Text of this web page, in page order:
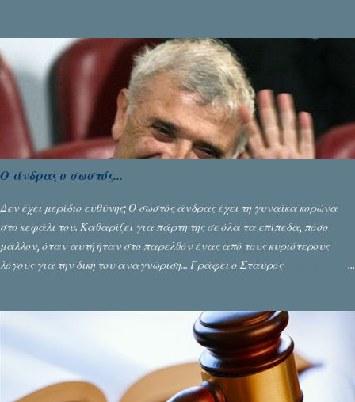
Ο άνδρας ο σωστός...
Δεν έχει μερίδιο ευθύνης; Ο σωστός άνδρας έχει τη γυναίκα κορώνα
στο κεφάλι του. Καθαρίζει για πάρτη της σε όλα τα επίπεδα, πόσο
μάλλον, όταν αυτή ήταν στο παρελθόν ένας από τους κυριότερους
λόγους για την δική του αναγνώριση... Γράφει ο Σταύρος